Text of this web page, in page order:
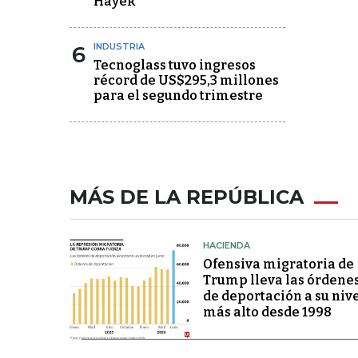
6 INDUSTRIA
Tecnoglass tuvo ingresos
récord de US$295,3 millones
para el segundo trimestre
MÁS DE LA REPÚBLICA
HACIENDA
Ofensiva migratoria de
Trump lleva las
de deportación a su
más alto desde 1998